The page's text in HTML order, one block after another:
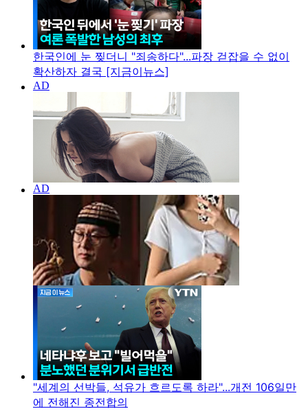
한국인에 눈 찢더니 "죄송하다"...파장 걷잡을 수 없이
확산하자 결국 [지금이뉴스]
"세계의 선박들, 석유가 흐르도록 하라"...개전 106일만
에 전해진 종전합의